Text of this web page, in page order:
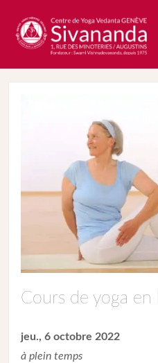
Cours de yoga en
jeu., 6 octobre 2022
à plein temps